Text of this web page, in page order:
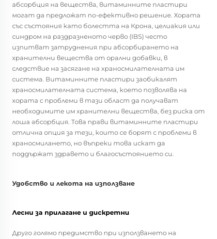
абсорбция на вещества, витаминните пластири
могат да предложат по-ефективно решение. Хората
със състояния като болестта на Крона, целиакия или
синдром на раздразненото черво (IBS) често
изпитват затруднения при абсорбирането на
хранителни вещества от орални добавки, в
следствие на засягане на храносмилателната им
система. Витаминните пластири заобикалят
храносмилателната система, което позволява на
хората с проблеми в тази област да получават
необходимите им хранителни вещества, без риска от
лоша абсорбция. Това прави витаминните пластири
отлична опция за тези, които се борят с проблеми в
храносмилането, но въпреки това искат да
поддържат здравето и благосъстоянието си.
Удобство и лекота на използване
Лесни за прилагане и дискретни
Друго голямо предимство при използването на